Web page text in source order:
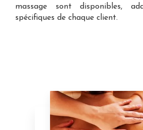
massage sont disponibles,
spécifiques de chaque client.